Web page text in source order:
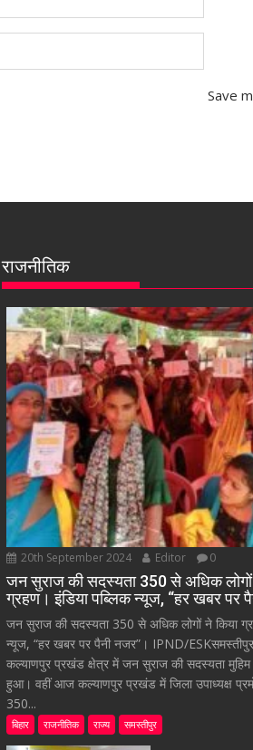
Save
राजनीतिक
20th September 2024 Editor 0
जन सुराज की सदस्यता 350 से अधिक लोगों
ग्रहण। इंडिया पब्लिक न्यूज, “हर खबर पर
जन सुराज की सदस्यता 350 से अधिक लोगों ने किया
न्यूज, “हर खबर पर पैनी नजर”। IPND/
कल्याणपुर प्रखंड क्षेत्र में जन सुराज की सदस्यता
हुआ। वहीं आज कल्याणपुर प्रखंड में जिला उपाध्यक्ष
350...
बिहार राजनीतिक राज्य समस्तीपुर